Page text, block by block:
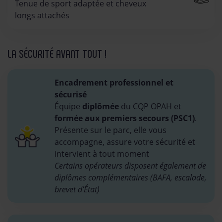
Tenue de sport adaptée et cheveux
longs attachés
LA SÉCURITÉ AVANT TOUT !
Encadrement professionnel et
sécurisé
Équipe diplômée du CQP OPAH et
formée aux premiers secours (PSC1).
Présente sur le parc, elle vous
accompagne, assure votre sécurité et
intervient à tout moment
Certains opérateurs disposent également de
diplômes complémentaires (BAFA, escalade,
brevet d’État)